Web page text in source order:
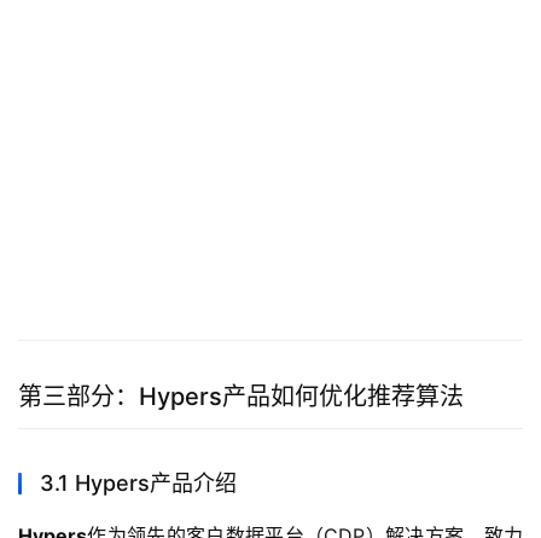
第三部分：Hypers产品如何优化推荐算法
3.1 Hypers产品介绍